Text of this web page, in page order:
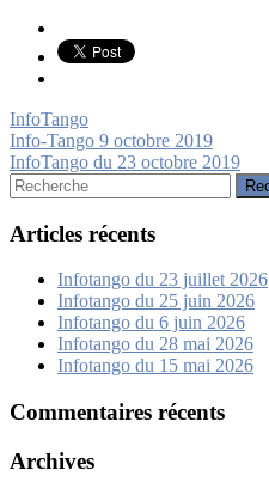
InfoTango
Navigation
de
l’article
Info-Tango 9 octobre 2019
InfoTango du 23 octobre 2019
Rechercher:
Articles récents
Infotango du 23 juillet 2026
Infotango du 25 juin 2026
Infotango du 6 juin 2026
Infotango du 28 mai 2026
Infotango du 15 mai 2026
Commentaires récents
Archives